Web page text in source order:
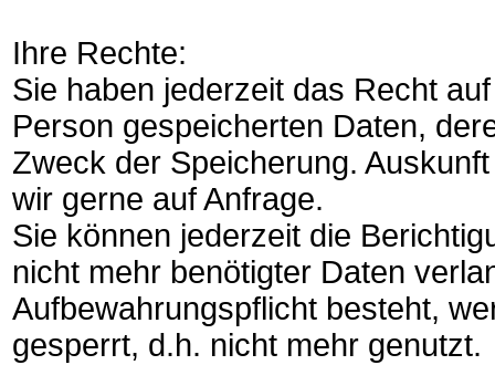
Ihre Rechte:
Sie haben jederzeit das Recht
Person gespeicherten Daten,
Zweck der Speicherung.
wir gerne auf Anfrage.
Sie können jederzeit die
nicht mehr benötigter Daten
Aufbewahrungspflicht besteht,
gesperrt, d.h. nicht mehr genutzt.